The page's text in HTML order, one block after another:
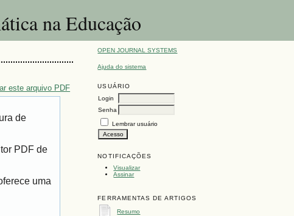
na Educação
OPEN JOURNAL SYSTEMS
Ajuda do sistema
USUÁRIO
Login
Senha
Lembrar usuário
NOTIFICAÇÕES
Visualizar
Assinar
FERRAMENTAS DE ARTIGOS
Resumo
este arquivo PDF
de
PDF de
uma